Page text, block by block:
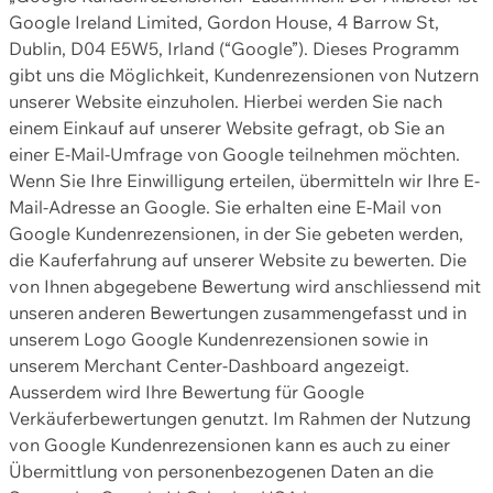
Google Ireland Limited, Gordon House, 4 Barrow St,
Dublin, D04 E5W5, Irland (“Google”). Dieses Programm
gibt uns die Möglichkeit, Kundenrezensionen von Nutzern
unserer Website einzuholen. Hierbei werden Sie nach
einem Einkauf auf unserer Website gefragt, ob Sie an
einer E-Mail-Umfrage von Google teilnehmen möchten.
Wenn Sie Ihre Einwilligung erteilen, übermitteln wir Ihre E-
Mail-Adresse an Google. Sie erhalten eine E-Mail von
Google Kundenrezensionen, in der Sie gebeten werden,
die Kauferfahrung auf unserer Website zu bewerten. Die
von Ihnen abgegebene Bewertung wird anschliessend mit
unseren anderen Bewertungen zusammengefasst und in
unserem Logo Google Kundenrezensionen sowie in
unserem Merchant Center-Dashboard angezeigt.
Ausserdem wird Ihre Bewertung für Google
Verkäuferbewertungen genutzt. Im Rahmen der Nutzung
von Google Kundenrezensionen kann es auch zu einer
Übermittlung von personenbezogenen Daten an die